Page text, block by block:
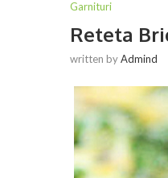
Garnituri
Reteta
written byAdmind